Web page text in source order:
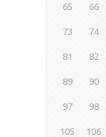
65 66
73 74
81 82
89 90
97 98
105 106